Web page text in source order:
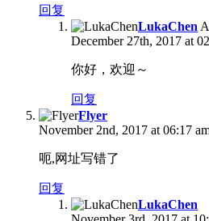
回复
LukaChen
December 27th, 2017 at
你好，欢迎～
回复
Flyer
November 2nd, 2017 at 06:17
呃,网址写错了
回复
LukaChen